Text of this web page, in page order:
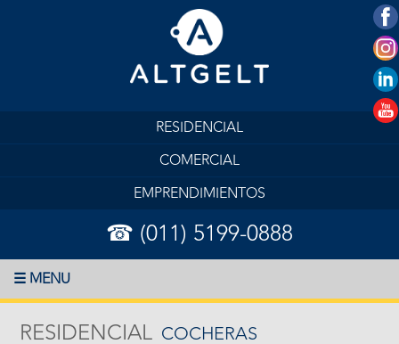
RESIDENCIAL
COMERCIAL
EMPRENDIMIENTOS
☎ (011) 5199-0888
☰ MENU
RESIDENCIAL COCHERAS